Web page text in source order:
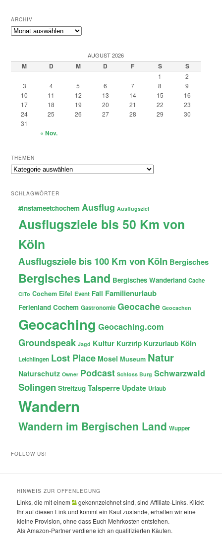
ARCHIV
Archiv
AUGUST 2026
M D M D F S S
1
2
3
4 5 6 7 8
9
10
11 12 13 14 15
16
17
18 19 20 21 22
23
24
25 26 27 28 29
30
31
« Nov.
THEMEN
Themen
SCHLAGWÖRTER
#instameetchochem Ausflug Ausflugsziel
Ausflugsziele bis 50 Km von
Köln
Ausflugsziele bis 100 Km von Köln Bergisches
Bergisches Land Bergisches Wanderland Cache
CiTo Cochem Eifel Event Fail Familienurlaub
Ferienland Cochem Gastronomie Geocache Geocachen
Geocaching Geocaching.com
Groundspeak Jagd Kultur Kurztrip Kurzurlaub Köln
Leichlingen Lost Place Mosel Museum Natur
Naturschutz Owner Podcast Schloss Burg Schwarzwald
Solingen Streifzug Talsperre Update Urlaub
Wandern
Wandern im Bergischen Land Wupper
FOLLOW US!
HINWEIS ZUR OFFENLEGUNG
Links, die mit einem
gekennzeichnet sind, sind Affiliate-Links. Klickt
Ihr auf diesen Link und kommt ein Kauf zustande, erhalten wir eine
kleine Provision, ohne dass Euch Mehrkosten entstehen.
Als Amazon-Partner verdiene ich an qualifizierten Käufen.